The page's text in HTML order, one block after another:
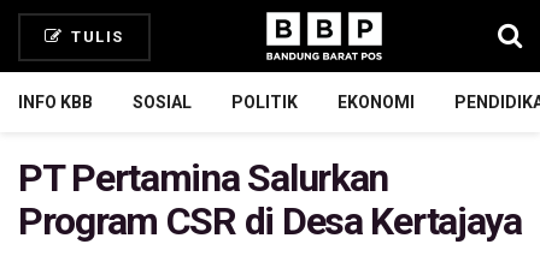
TULIS
INFO KBB SOSIAL POLITIK EKONOMI
PT Pertamina Salurkan
Program CSR di Desa Kertajaya